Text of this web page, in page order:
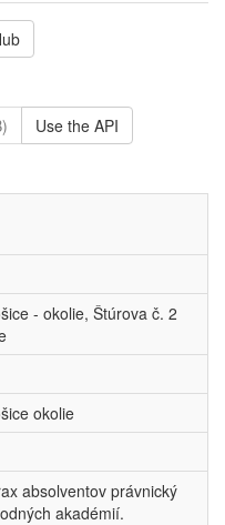
Use the API
- okolie, Štúrova č. 2
okolie
absolventov právnický
akadémií.